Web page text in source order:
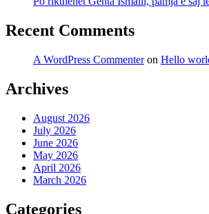
Recent Comments
A WordPress Commenteron Hello
Archives
August 2026
July 2026
June 2026
May 2026
April 2026
March 2026
Categories